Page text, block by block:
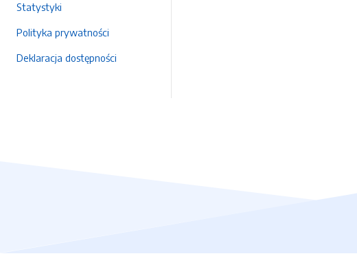
Statystyki
Polityka prywatności
Deklaracja dostępności